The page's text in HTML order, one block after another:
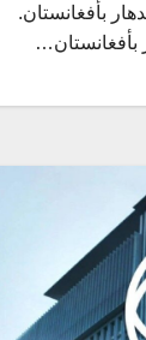
بأفغانستان.
بأفغانستان…